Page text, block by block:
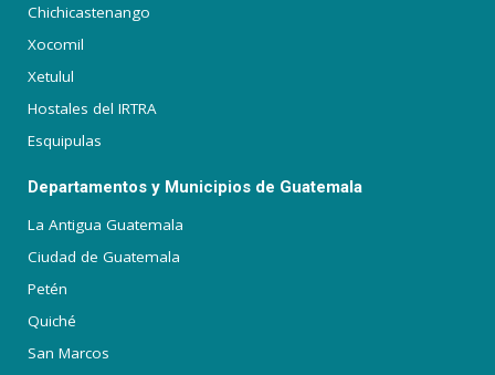
Chichicastenango
Xocomil
Xetulul
Hostales del IRTRA
Esquipulas
Departamentos y Municipios de Guatemala
La Antigua Guatemala
Ciudad de Guatemala
Petén
Quiché
San Marcos